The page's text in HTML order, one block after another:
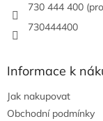
730 444 400
730444400
Informace k
Jak nakupovat
Obchodní podmínky